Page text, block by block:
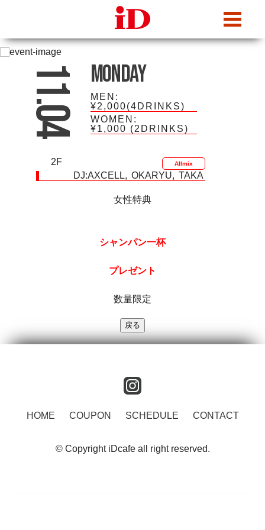
11.04 Monday
MEN:
¥2,000(4DRINKS)
WOMEN:
¥1,000 (2DRINKS)
2F Allmix
DJ:AXCELL OKARYU TAKA
女性特典
シャンパン一杯
プレゼント
数量限定
HOME COUPON SCHEDULE CONTACT
© Copyright iDcafe all right reserved.